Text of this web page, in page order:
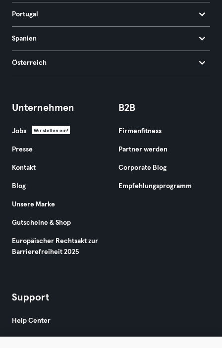
Portugal
Spanien
Österreich
Unternehmen
Jobs Wir stellen ein!
Presse
Kontakt
Blog
Unsere Marke
Gutscheine & Shop
Europäischer Rechtsakt zur
Barrierefreiheit 2025
B2B
Firmenfitness
Partner werden
Corporate Blog
Empfehlungsprogramm
Support
Help Center